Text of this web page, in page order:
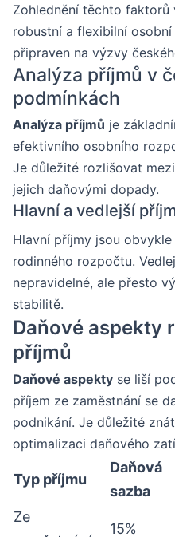
Zohlednění těchto
robustní a flexibilní
připraven na výzvy
Analýza příjmů v
podmínkách
Analýza příjmů je
efektivního osobního
Je důležité rozlišovat
jejich daňovými dopady.
Hlavní a vedlejší
Hlavní příjmy jsou
rodinného rozpočtu.
nepravidelné, ale přesto
stabilitě.
Daňové aspekty
příjmů
Daňové aspekty se liší
příjem ze zaměstnání se
podnikání. Je důležité
optimalizaci daňového
Typ příjmu
Daňová
sazba
Ze
15%